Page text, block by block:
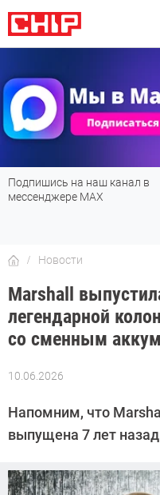
Подпишись на наш канал в
мессенджере МАХ
Новости
Marshall
легендарной
со сменным
10.06.2026
Автор:
Калашников
Напомним, что
выпущена 7 лет